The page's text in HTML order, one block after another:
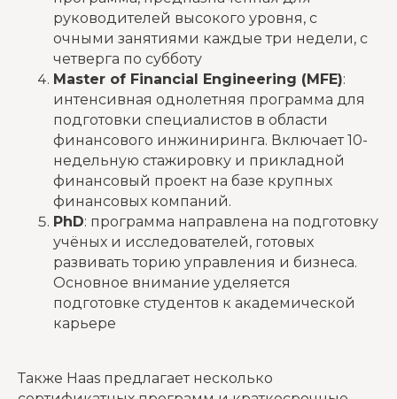
руководителей высокого уровня, с
очными занятиями каждые три недели, с
четверга по субботу
Master of Financial Engineering (MFE):
интенсивная однолетняя программа для
подготовки специалистов в области
финансового инжиниринга. Включает 10-
недельную стажировку и прикладной
финансовый проект на базе крупных
финансовых компаний​.
PhD: программа направлена на подготовку
учёных и исследователей, готовых
развивать торию управления и бизнеса.
Основное внимание уделяется
подготовке студентов к академической
карьере
Также Haas предлагает несколько